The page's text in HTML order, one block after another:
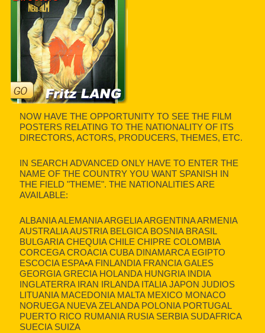
NOW HAVE THE OPPORTUNITY TO SEE THE FILM
POSTERS RELATING TO THE NATIONALITY OF ITS
DIRECTORS, ACTORS, PRODUCERS, THEMES, ETC.
IN SEARCH ADVANCED ONLY HAVE TO ENTER THE
NAME OF THE COUNTRY YOU WANT SPANISH IN
THE FIELD "THEME". THE NATIONALITIES ARE
AVAILABLE:
ALBANIA ALEMANIA ARGELIA ARGENTINA ARMENIA
AUSTRALIA AUSTRIA BELGICA BOSNIA BRASIL
BULGARIA CHEQUIA CHILE CHIPRE COLOMBIA
CORCEGA CROACIA CUBA DINAMARCA EGIPTO
ESCOCIA ESPA•A FINLANDIA FRANCIA GALES
GEORGIA GRECIA HOLANDA HUNGRIA INDIA
INGLATERRA IRAN IRLANDA ITALIA JAPON JUDIOS
LITUANIA MACEDONIA MALTA MEXICO MONACO
NORUEGA NUEVA ZELANDA POLONIA PORTUGAL
PUERTO RICO RUMANIA RUSIA SERBIA SUDAFRICA
SUECIA SUIZA